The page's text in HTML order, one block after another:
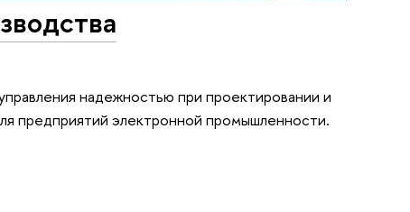
надежностью при проектировании и
предприятий электронной промышленности.